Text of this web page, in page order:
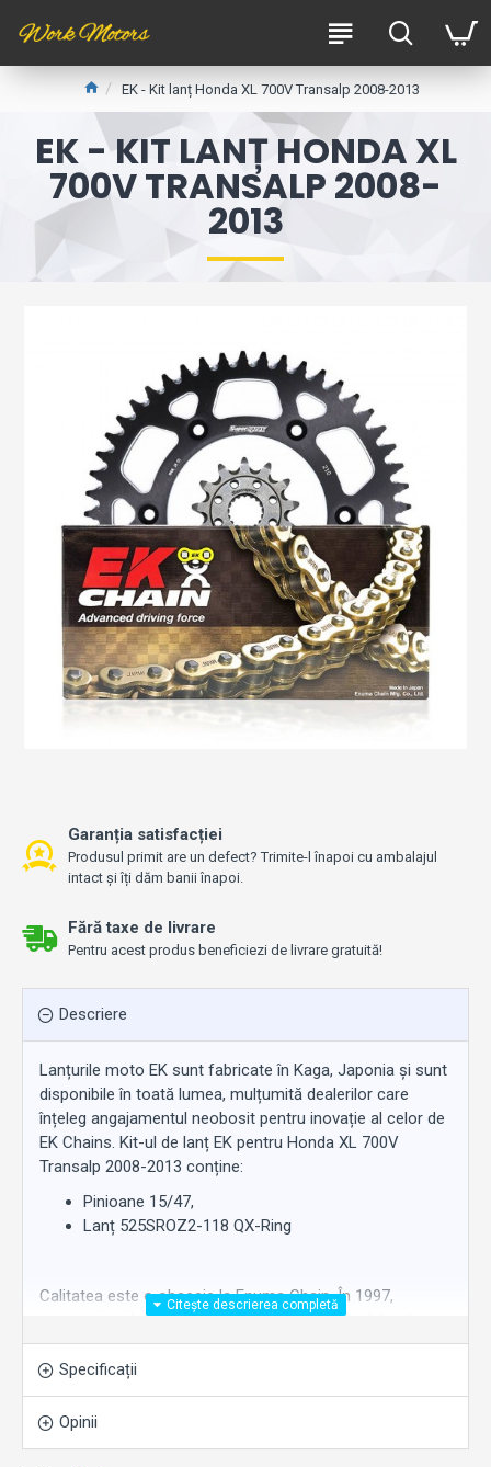
EK - Kit lanț Honda XL 700V Transalp 2008-2013
EK - KIT LANȚ HONDA XL
700V TRANSALP 2008-
2013
Fără taxe de livrare
Pentru acest produs beneficiezi de livrare gratuită!
Garanția satisfacției
Produsul primit are un defect? Trimite-l înapoi cu ambalajul
intact și îți dăm banii înapoi.
Descriere
Lanțurile moto EK sunt fabricate în Kaga, Japonia și sunt
disponibile în toată lumea, mulțumită dealerilor care
înțeleg angajamentul neobosit pentru inovație al celor de
EK Chains. Kit-ul de lanț EK pentru Honda XL 700V
Transalp 2008-2013 conține:
Pinioane 15/47,
Lanț 525SROZ2-118 QX-Ring
Calitatea este o obsesielaEnuma Chain. În 1997,
compania a fost certificată conform standardelor de
managementalcalității ISO 9001. Cercetarea și
dezvoltareala
pe crearea de descoperiri tehnologice și dezvoltarea de
idei originale.
Specificații
Opinii